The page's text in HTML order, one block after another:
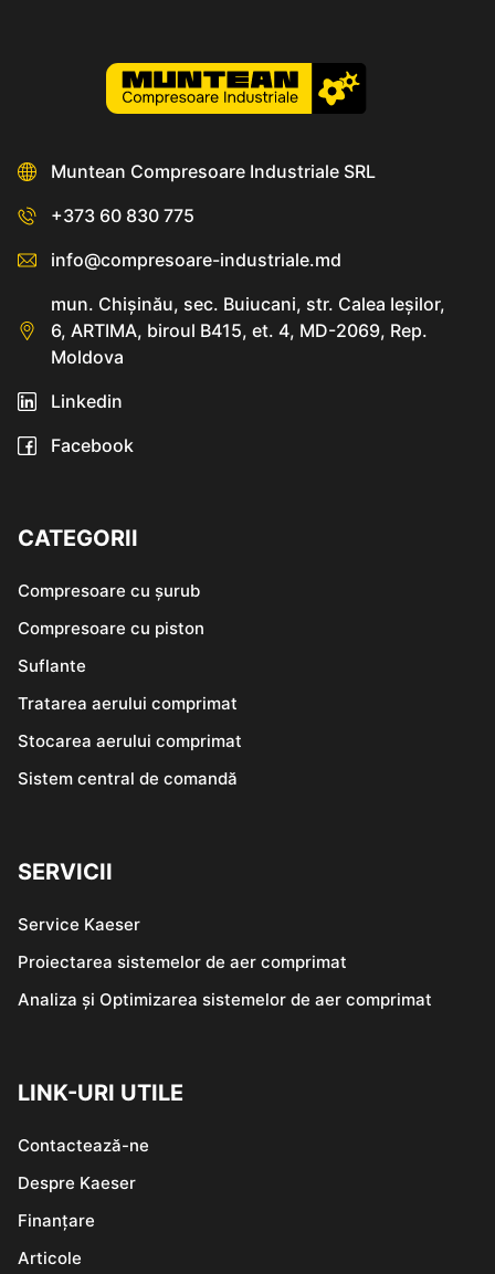
Muntean Compresoare Industriale SRL
+373 60 830 775
info@compresoare-industriale.md
mun. Chişinău, sec. Buiucani, str. Calea Ieşilor,
6, ARTIMA, biroul B415, et. 4, MD-2069, Rep.
Moldova
Linkedin
Facebook
CATEGORII
Compresoare cu șurub
Compresoare cu piston
Suflante
Tratarea aerului comprimat
Stocarea aerului comprimat
Sistem central de comandă
SERVICII
Service Kaeser
Proiectarea sistemelor de aer comprimat
Analiza și Optimizarea sistemelor de aer comprimat
LINK-URI UTILE
Contactează-ne
Despre Kaeser
Finanțare
Articole